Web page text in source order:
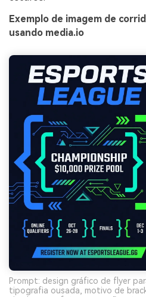
Exemplo de imagem de
usando media.io
Prompt: design gráfico de flyer
tipografia ousada, motivo de